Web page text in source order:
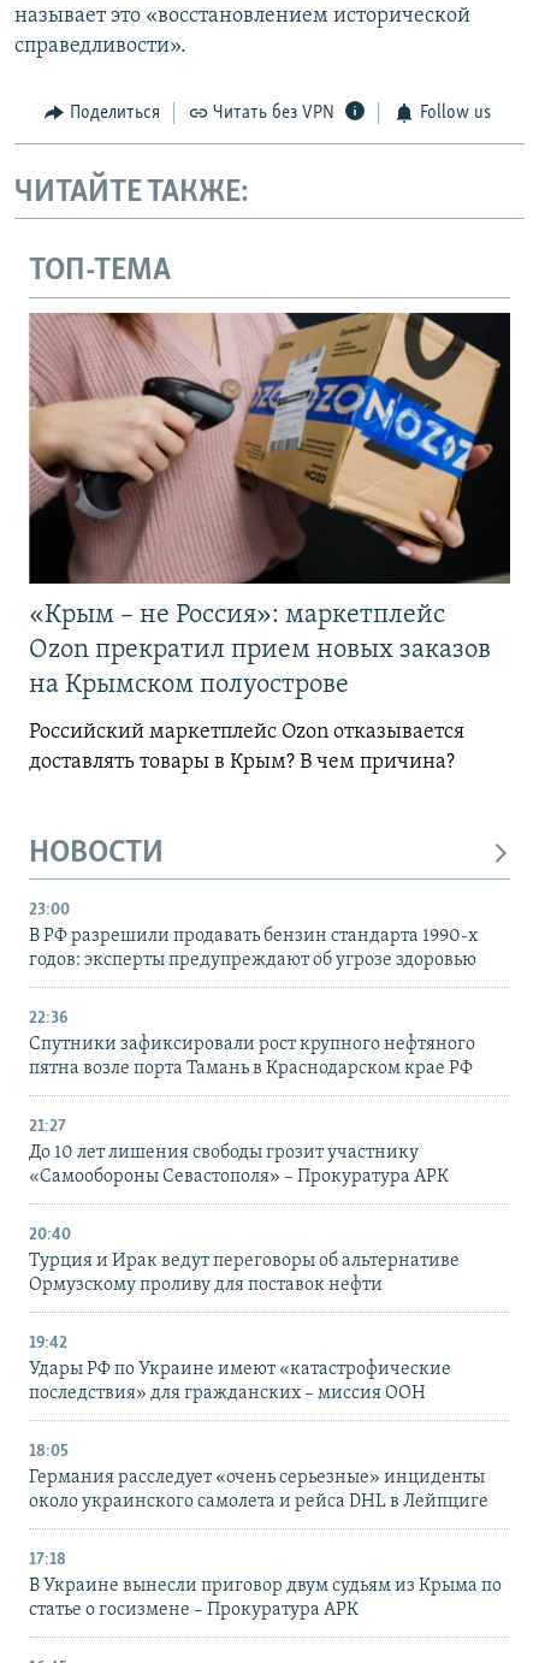
называет это «восстановлением исторической
справедливости».
Поделиться Читать без VPN Follow us
ЧИТАЙТЕ ТАКЖЕ:
ТОП-ТЕМА
«Крым – не Россия»: маркетплейс
Ozon прекратил прием новых заказов
на Крымском полуострове
Российский маркетплейс Ozon отказывается
доставлять товары в Крым? В чем причина?
НОВОСТИ
23:00
В РФ разрешили продавать бензин стандарта 1990-х
годов: эксперты предупреждают об угрозе здоровью
22:36
Спутники зафиксировали рост крупного нефтяного
пятна возле порта Тамань в Краснодарском крае РФ
21:27
До 10 лет лишения свободы грозит участнику
«Самообороны Севастополя» – Прокуратура АРК
20:40
Турция и Ирак ведут переговоры об альтернативе
Ормузскому проливу для поставок нефти
19:42
Удары РФ по Украине имеют «катастрофические
последствия» для гражданских – миссия ООН
18:05
Германия расследует «очень серьезные» инциденты
около украинского самолета и рейса DHL в Лейпциге
17:18
В Украине вынесли приговор двум судьям из Крыма по
статье о госизмене – Прокуратура АРК